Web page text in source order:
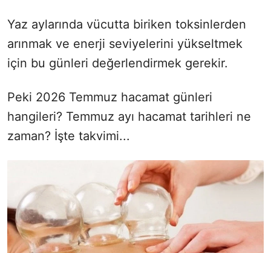
Yaz aylarında vücutta biriken toksinlerden
arınmak ve enerji seviyelerini yükseltmek
için bu günleri değerlendirmek gerekir.
Peki 2026 Temmuz hacamat günleri
hangileri? Temmuz ayı hacamat tarihleri ne
zaman? İşte takvimi...